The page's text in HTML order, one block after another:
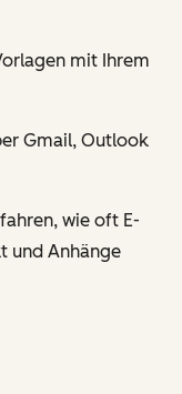
mit Ihrem
Gmail, Outlook
wie oft E-
und Anhänge